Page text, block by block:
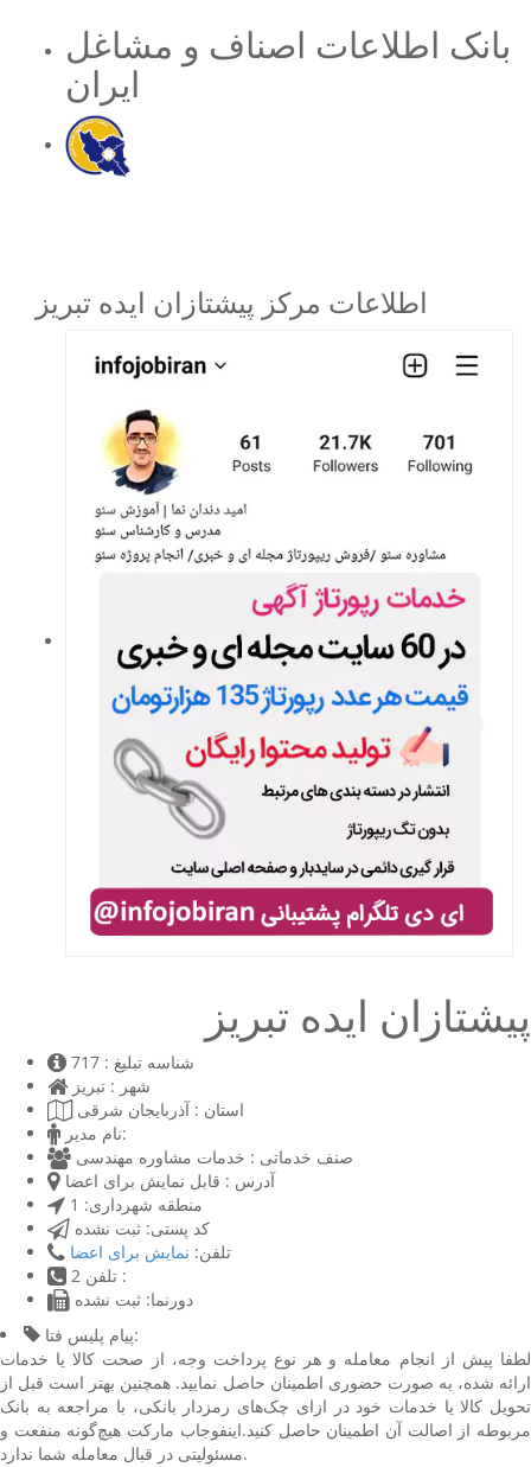
بانک اطلاعات اصناف و مشاغل
ایران
اطلاعات مرکز پیشتازان ایده تبریز
پیشتازان ایده تبریز
شناسه تبلیغ : 717
شهر : تبریز
استان : آذربایجان شرقی
نام مدیر:
صنف خدماتی : خدمات مشاوره مهندسی
آدرس : قابل نمایش برای اعضا
منطقه شهرداری: 1
کد پستی: ثبت نشده
تلفن: نمایش برای اعضا
تلفن 2 :
دورنما: ثبت نشده
پیام پلیس فتا:
لطفا پیش از انجام معامله و هر نوع پرداخت وجه، از صحت کالا یا خدمات
ارائه شده، به صورت حضوری اطمینان حاصل نمایید. همچنین بهتر است قبل از
تحویل کالا یا خدمات خود در ازای چک‌های رمزدار بانکی، با مراجعه به بانک
مربوطه از اصالت آن اطمینان حاصل کنید.اینفوجاب مارکت هیچ‌گونه منفعت و
مسئولیتی در قبال معامله شما ندارد.